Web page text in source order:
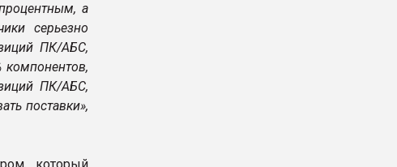
а
серьезно
ПК/АБС,
компонентов,
ПК/АБС,
поставки»,